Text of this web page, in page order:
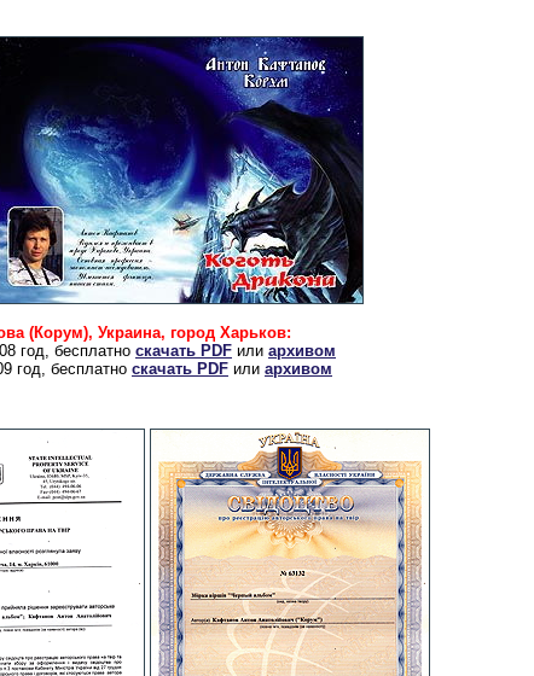
(Корум), Украина, город Харьков:
год, бесплатно скачать PDF или архивом
год, бесплатно скачать PDF или архивом